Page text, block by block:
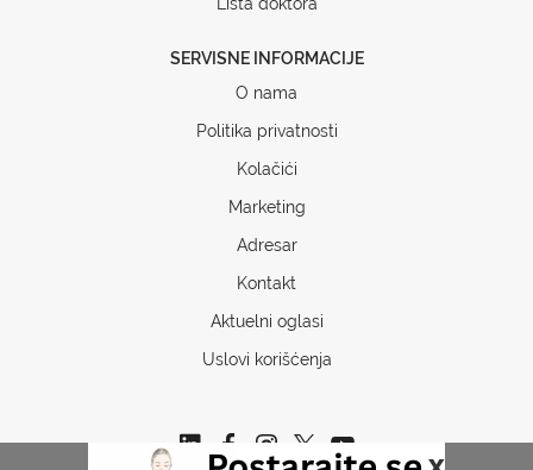
SERVISNE INFORMACIJE
O nama
Politika privatnosti
Kolačići
Marketing
Adresar
Kontakt
Aktuelni oglasi
Uslovi korišćenja